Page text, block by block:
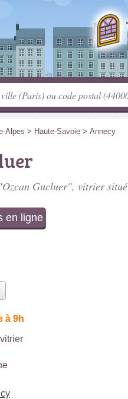
Alpes > Haute-Savoie > Annecy
Gucluer", vitrier situé
en ligne
à 9h